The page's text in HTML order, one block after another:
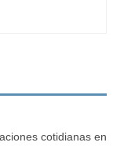
cotidianas en